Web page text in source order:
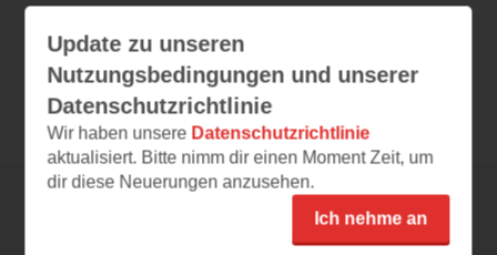
Format ePub
Rezensionen
Update zu unseren
Nutzungsbedingungen und unserer
Datenschutzrichtlinie
Wir haben unsere Datenschutzrichtlinie
aktualisiert. Bitte nimm dir einen Moment Zeit, um
dir diese Neuerungen anzusehen.
Ich nehme an